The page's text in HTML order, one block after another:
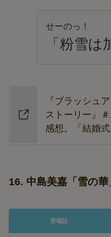
せーのっ！
「粉雪は
『ブラッシュ
ストーリー』
感想。「結婚
16. 中島美嘉「雪の華
登場話